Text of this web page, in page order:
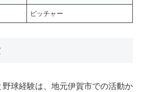
ピッチャー
球経験は、地元伊賀市での活動か